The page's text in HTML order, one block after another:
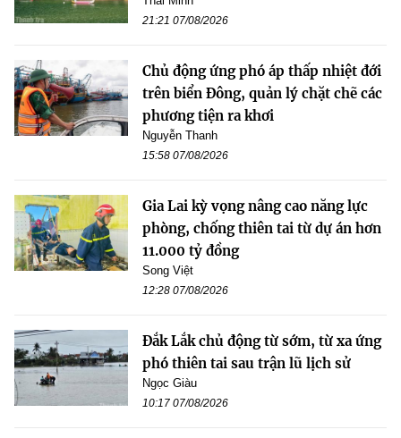
21:21 07/08/2026
Chủ động ứng phó áp thấp nhiệt đới
trên biển Đông, quản lý chặt chẽ các
phương tiện ra khơi
Nguyễn Thanh
15:58 07/08/2026
Gia Lai kỳ vọng nâng cao năng lực
phòng, chống thiên tai từ dự án hơn
11.000 tỷ đồng
Song Việt
12:28 07/08/2026
Đắk Lắk chủ động từ sớm, từ xa ứng
phó thiên tai sau trận lũ lịch sử
Ngọc Giàu
10:17 07/08/2026